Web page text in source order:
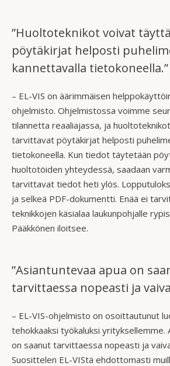
”Huoltoteknikot voivat
pöytäkirjat helposti
kannettavalla tietokoneella.”
– EL-VIS on äärimmäisen
ohjelmisto. Ohjelmistossa voimme
tilannetta reaaliajassa, ja
tarvittavat pöytäkirjat helposti
tietokoneella. Kun tiedot täytetään
huoltotöiden yhteydessä, saadaan
tarvittavat tiedot heti ylös.
ja selkeä PDF-dokumentti. Enää ei
teknikkojen käsialaa laukunpohjalle
Pääkkönen iloitsee.
”Asiantuntevaa apua on
tarvittaessa nopeasti ja
– EL-VIS-ohjelmisto on osoittautunut
tehokkaaksi työkaluksi yrityksellemme.
on saanut tarvittaessa nopeasti ja
Suosittelen EL-VIStä ehdottomasti